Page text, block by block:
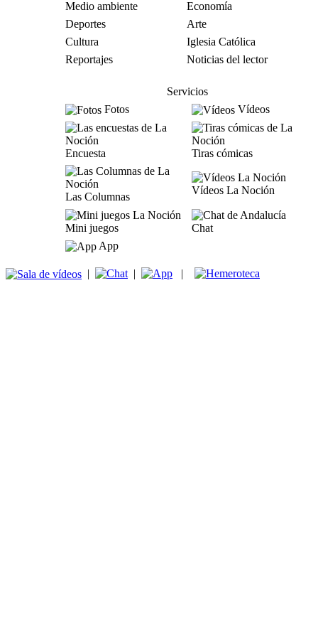
Medio ambiente
Economía
Deportes
Arte
Cultura
Iglesia Católica
Reportajes
Noticias del lector
Servicios
Fotos
Vídeos
Encuesta Tiras cómicas
Las Columnas
Vídeos La Noción
Mini juegos
Chat
App
| | |